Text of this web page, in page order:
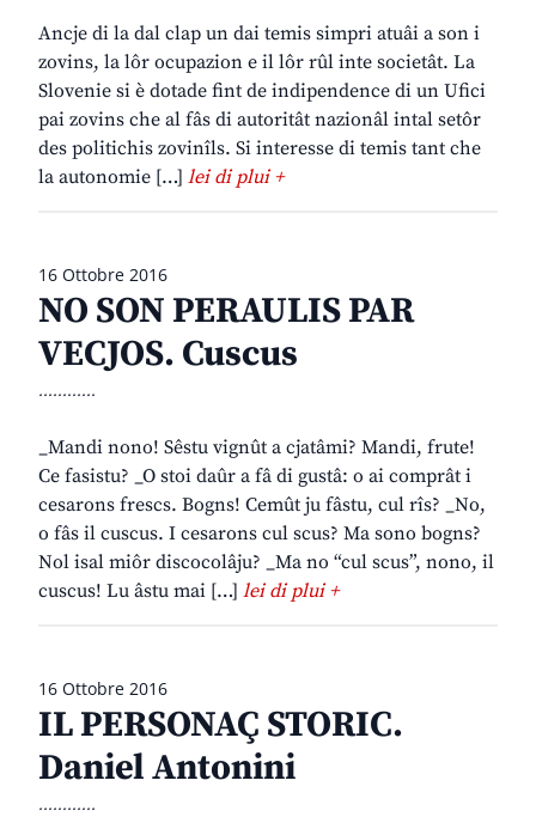
Ancje di la dal clap un dai temis simpri atuâi a son i
zovins, la lôr ocupazion e il lôr rûl inte societât. La
Slovenie si è dotade fint de indipendence di un Ufici
pai zovins che al fâs di autoritât nazionâl intal setôr
des politichis zovinîls. Si interesse di temis tant che
la autonomie […] lei di plui +
16 Ottobre 2016
NO SON PERAULIS PAR
VECJOS. Cuscus
............
_Mandi nono! Sêstu vignût a cjatâmi? Mandi, frute!
Ce fasistu? _O stoi daûr a fâ di gustâ: o ai comprât i
cesarons frescs. Bogns! Cemût ju fâstu, cul rîs? _No,
o fâs il cuscus. I cesarons cul scus? Ma sono bogns?
Nol isal miôr discocolâju? _Ma no “cul scus”, nono, il
cuscus! Lu âstu mai […] lei di plui +
16 Ottobre 2016
IL PERSONAÇ STORIC.
Daniel Antonini
............